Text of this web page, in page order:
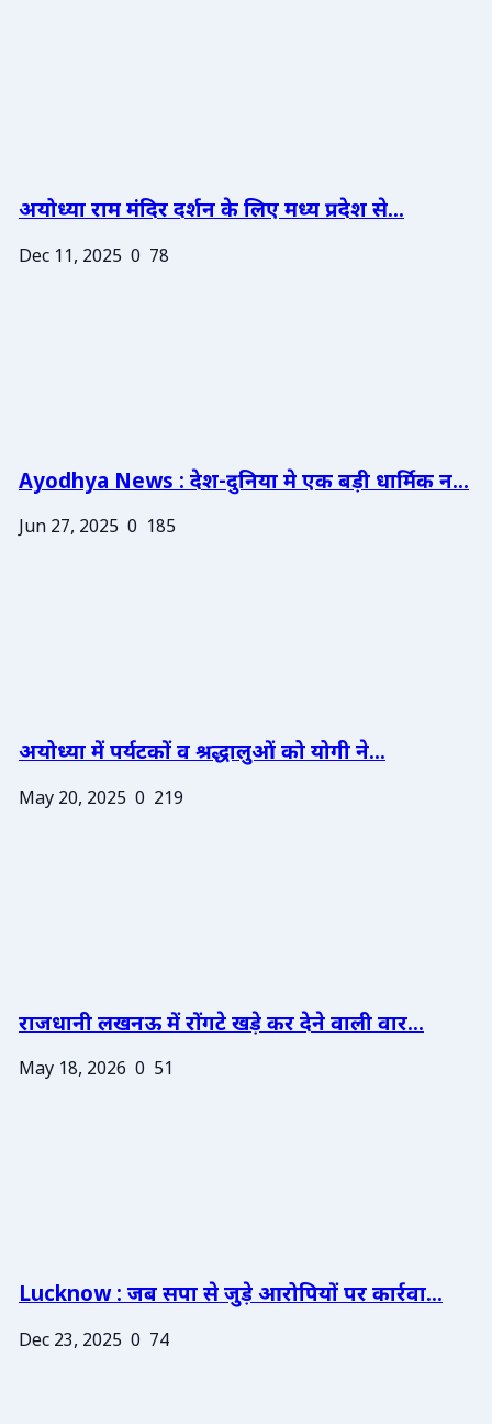
अयोध्या राम मंदिर दर्शन के लिए मध्य प्रदेश से...
Dec 11, 2025 0 78
Ayodhya News : देश-दुनिया मे एक बड़ी धार्मिक न...
Jun 27, 2025 0 185
अयोध्या में पर्यटकों व श्रद्धालुओं को योगी ने...
May 20, 2025 0 219
राजधानी लखनऊ में रोंगटे खड़े कर देने वाली वार...
May 18, 2026 0 51
Lucknow : जब सपा से जुड़े आरोपियों पर कार्रवा...
Dec 23, 2025 0 74